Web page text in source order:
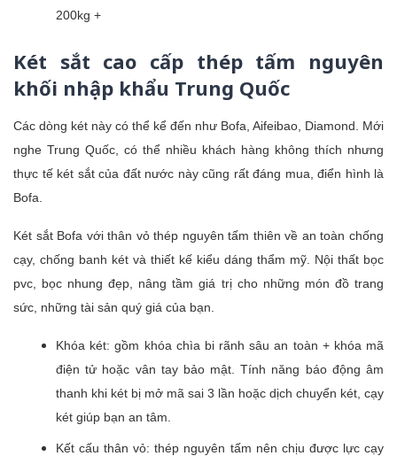
200kg +
Két sắt cao cấp thép tấm nguyên
khối nhập khẩu Trung Quốc
Các dòng két này có thể kể đến như Bofa, Aifeibao, Diamond. Mới
nghe Trung Quốc, có thể nhiều khách hàng không thích nhưng
thực tế két sắt của đất nước này cũng rất đáng mua, điển hình là
Bofa.
Két sắt Bofa với thân vỏ thép nguyên tấm thiên về an toàn chống
cạy, chống banh két và thiết kế kiểu dáng thẩm mỹ. Nội thất bọc
pvc, bọc nhung đẹp, nâng tầm giá trị cho những món đồ trang
sức, những tài sản quý giá của bạn.
Khóa két: gồm khóa chìa bi rãnh sâu an toàn + khóa mã
điện tử hoặc vân tay bảo mật. Tính năng báo động âm
thanh khi két bị mở mã sai 3 lần hoặc dịch chuyển két, cạy
két giúp bạn an tâm.
Kết cấu thân vỏ: thép nguyên tấm nên chịu được lực cạy